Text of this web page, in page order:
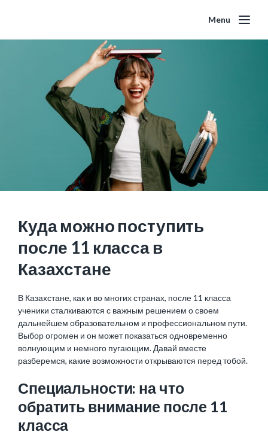
Menu
Куда можно поступить
после 11 класса в
Казахстане
В Казахстане, как и во многих странах, после 11 класса
ученики сталкиваются с важным решением о своем
дальнейшем образовательном и профессиональном пути.
Выбор огромен и он может показаться одновременно
волнующим и немного пугающим. Давай вместе
разберемся, какие возможности открываются перед тобой.
Специальности: на что
обратить внимание после 11
класса